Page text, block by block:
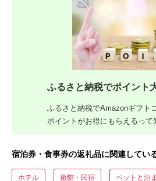
ふるさと納税でポイント
ふるさと納税でAmazonギフト
ポイントがお得にもらえるって
宿泊券・食事券の返礼品に関連してい
ホテル 旅館・民宿 ペットと泊